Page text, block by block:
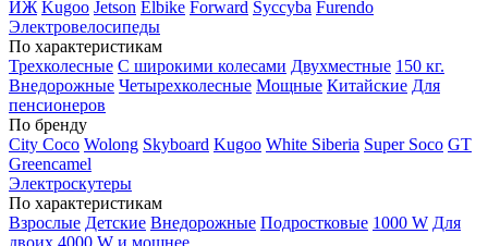
ИЖ Kugoo Jetson Elbike Forward Syccyba Furendo
Электровелосипеды
По характеристикам
Трехколесные С широкими колесами Двухместные 150 кг.
Внедорожные Четырехколесные Мощные Китайские Для
пенсионеров
По бренду
City Coco Wolong Skyboard Kugoo White Siberia Super Soco GT
Greencamel
Электроскутеры
По характеристикам
Взрослые Детские Внедорожные Подростковые 1000 W Для
двоих 4000 W и мощнее